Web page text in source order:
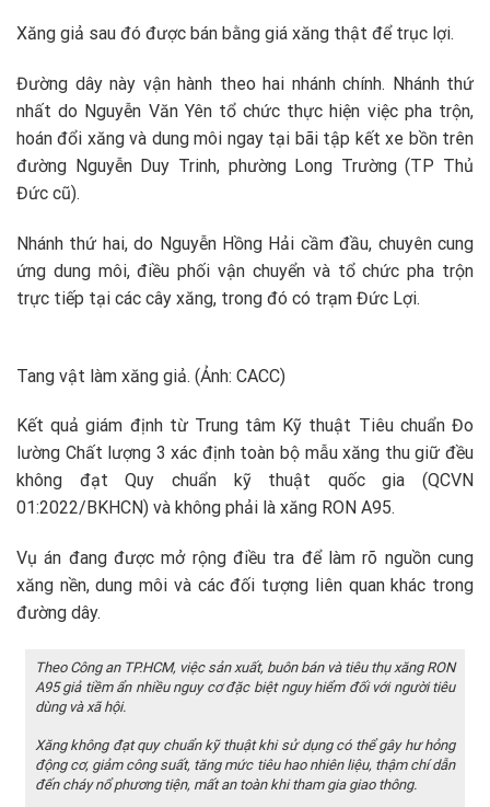
Xăng giả sau đó được bán bằng giá xăng thật để trục lợi.
Đường dây này vận hành theo hai nhánh chính. Nhánh thứ
nhất do Nguyễn Văn Yên tổ chức thực hiện việc pha trộn,
hoán đổi xăng và dung môi ngay tại bãi tập kết xe bồn trên
đường Nguyễn Duy Trinh, phường Long Trường (TP Thủ
Đức cũ).
Nhánh thứ hai, do Nguyễn Hồng Hải cầm đầu, chuyên cung
ứng dung môi, điều phối vận chuyển và tổ chức pha trộn
trực tiếp tại các cây xăng, trong đó có trạm Đức Lợi.
Tang vật làm xăng giả. (Ảnh: CACC)
Kết quả giám định từ Trung tâm Kỹ thuật Tiêu chuẩn Đo
lường Chất lượng 3 xác định toàn bộ mẫu xăng thu giữ đều
không đạt Quy chuẩn kỹ thuật quốc gia (QCVN
01:2022/BKHCN) và không phải là xăng RON A95.
Vụ án đang được mở rộng điều tra để làm rõ nguồn cung
xăng nền, dung môi và các đối tượng liên quan khác trong
đường dây.
Theo Công an TP.HCM, việc sản xuất, buôn bán và tiêu thụ xăng RON
A95 giả tiềm ẩn nhiều nguy cơ đặc biệt nguy hiểm đối với người tiêu
dùng và xã hội.
Xăng không đạt quy chuẩn kỹ thuật khi sử dụng có thể gây hư hỏng
động cơ, giảm công suất, tăng mức tiêu hao nhiên liệu, thậm chí dẫn
đến cháy nổ phương tiện, mất an toàn khi tham gia giao thông.